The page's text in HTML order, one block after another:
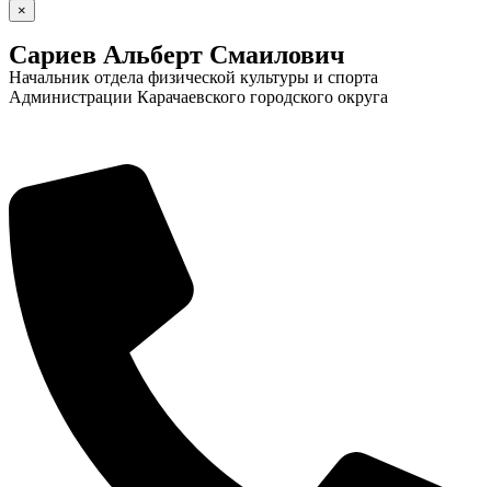
×
Сариев Альберт Смаилович
Начальник отдела физической культуры и спорта
Администрации Карачаевского городского округа